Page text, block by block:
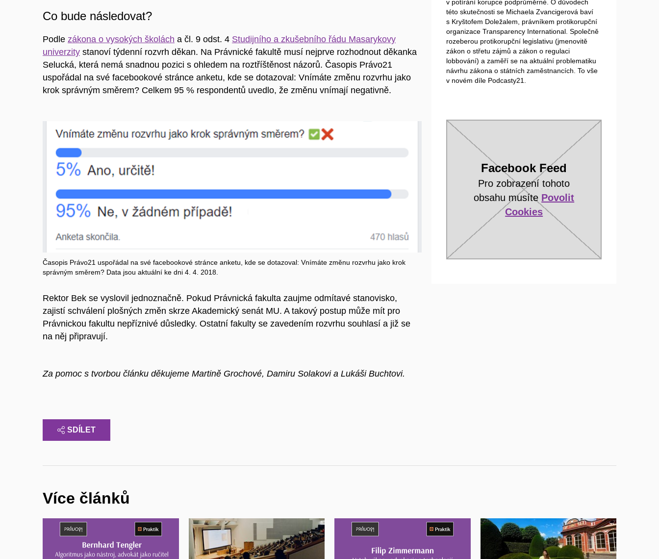
Co bude následovat?
Podle zákona o vysokých školách a čl. 9 odst. 4 Studijního a zkušebního řádu Masarykovy
univerzity stanoví týdenní rozvrh děkan. Na Právnické fakultě musí nejprve rozhodnout děkanka
Selucká, která nemá snadnou pozici s ohledem na roztříštěnost názorů. Časopis Právo21
uspořádal na své facebookové stránce anketu, kde se dotazoval: Vnímáte změnu rozvrhu jako
krok správným směrem? Celkem 95 % respondentů uvedlo, že změnu vnímají negativně.
Časopis Právo21 uspořádal na své facebookové stránce anketu, kde se dotazoval: Vnímáte změnu rozvrhu jako krok
správným směrem? Data jsou aktuální ke dni 4. 4. 2018.
Rektor Bek se vyslovil jednoznačně. Pokud Právnická fakulta zaujme odmítavé stanovisko,
zajistí schválení plošných změn skrze Akademický senát MU. A takový postup může mít pro
Právnickou fakultu nepříznivé důsledky. Ostatní fakulty se zavedením rozvrhu souhlasí a již se
na něj připravují.
Za pomoc s tvorbou článku děkujeme Martině Grochové, Damiru Solakovi a Lukáši Buchtovi.
v potírání korupce podprůměrné. O důvodech
této skutečnosti se Michaela Zvancigerová baví
s Kryštofem Doležalem, právníkem protikorupční
organizace Transparency International. Společně
rozeberou protikorupční legislativu (jmenovitě
zákon o střetu zájmů a zákon o regulaci
lobbování) a zaměří se na aktuální problematiku
návrhu zákona o státních zaměstnancích. To vše
v novém díle Podcasty21.
Facebook Feed
Pro zobrazení tohoto
obsahu musíte Povolit
Cookies
SDÍLET
Více článků